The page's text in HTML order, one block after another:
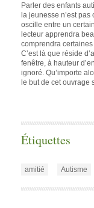
Parler des enfants
la jeunesse n’est pas
oscille entre un
lecteur apprendra
comprendra certaines
C’est là que réside
fenêtre, à hauteur
ignoré. Qu’importe
le but de cet ouvrage
Étiquettes
amitié Autisme